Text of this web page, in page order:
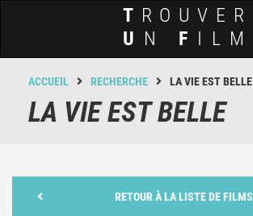
T ROUVER
U N F ILM
ACCUEIL RECHERCHE LA VIE EST BELLE
LA VIE EST BELLE
RETOUR À LA LISTE DE FILMS